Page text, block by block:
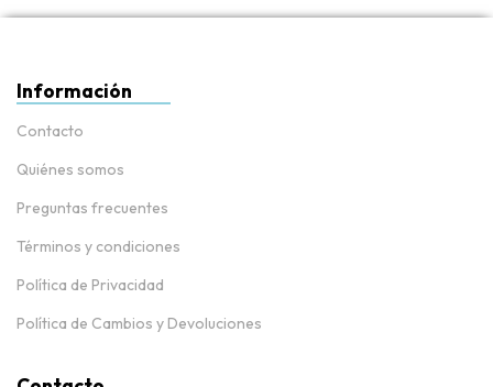
Información
Contacto
Quiénes somos
Preguntas frecuentes
Términos y condiciones
Política de Privacidad
Política de Cambios y Devoluciones